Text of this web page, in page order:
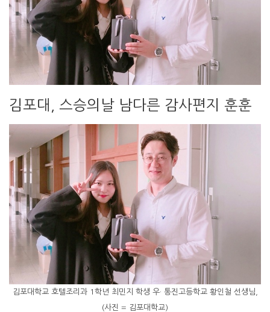
김포대, 스승의날 남다른 감사편지 훈훈
김포대학교 호텔조리과 1학년 최민지 학생 우· 통진고등학교 황인철 선생님,
(사진 = 김포대학교)